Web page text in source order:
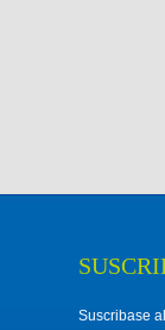
Suscribase